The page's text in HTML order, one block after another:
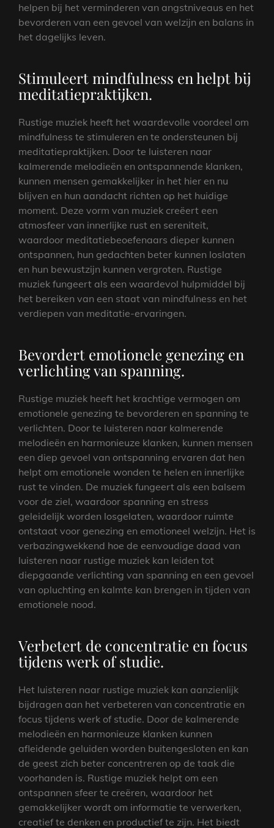
helpen bij het verminderen van angstniveaus en het
bevorderen van een gevoel van welzijn en balans in
het dagelijks leven.
Stimuleert mindfulness en helpt bij
meditatiepraktijken.
Rustige muziek heeft het waardevolle voordeel om
mindfulness te stimuleren en te ondersteunen bij
meditatiepraktijken. Door te luisteren naar
kalmerende melodieën en ontspannende klanken,
kunnen mensen gemakkelijker in het hier en nu
blijven en hun aandacht richten op het huidige
moment. Deze vorm van muziek creëert een
atmosfeer van innerlijke rust en sereniteit,
waardoor meditatiebeoefenaars dieper kunnen
ontspannen, hun gedachten beter kunnen loslaten
en hun bewustzijn kunnen vergroten. Rustige
muziek fungeert als een waardevol hulpmiddel bij
het bereiken van een staat van mindfulness en het
verdiepen van meditatie-ervaringen.
Bevordert emotionele genezing en
verlichting van spanning.
Rustige muziek heeft het krachtige vermogen om
emotionele genezing te bevorderen en spanning te
verlichten. Door te luisteren naar kalmerende
melodieën en harmonieuze klanken, kunnen mensen
een diep gevoel van ontspanning ervaren dat hen
helpt om emotionele wonden te helen en innerlijke
rust te vinden. De muziek fungeert als een balsem
voor de ziel, waardoor spanning en stress
geleidelijk worden losgelaten, waardoor ruimte
ontstaat voor genezing en emotioneel welzijn. Het is
verbazingwekkend hoe de eenvoudige daad van
luisteren naar rustige muziek kan leiden tot
diepgaande verlichting van spanning en een gevoel
van opluchting en kalmte kan brengen in tijden van
emotionele nood.
Verbetert de concentratie en focus
tijdens werk of studie.
Het luisteren naar rustige muziek kan aanzienlijk
bijdragen aan het verbeteren van concentratie en
focus tijdens werk of studie. Door de kalmerende
melodieën en harmonieuze klanken kunnen
afleidende geluiden worden buitengesloten en kan
de geest zich beter concentreren op de taak die
voorhanden is. Rustige muziek helpt om een
ontspannen sfeer te creëren, waardoor het
gemakkelijker wordt om informatie te verwerken,
creatief te denken en productief te zijn. Het biedt